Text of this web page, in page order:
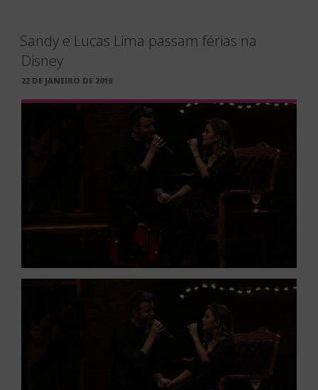
Sandy e Lucas Lima passam férias na
Disney
PUBLICADO
22 DE JANEIRO DE 2019